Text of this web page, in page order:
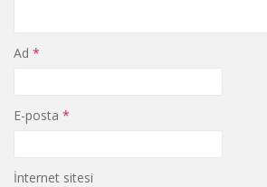
Ad *
E-posta *
İnternet sitesi